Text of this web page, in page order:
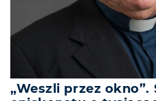
„Weszli przez